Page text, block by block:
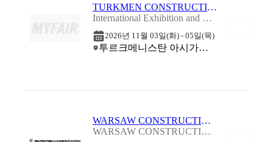
TURKMEN CONSTRUCTION 2026
International Exhibition and Conference "Construction and Architecture, Energy, Industry 2026
2026년 11월 03일(화) - 05일(목)
투르크메니스탄 아시가바트 (CCI Turkmenistan Building)
WARSAW CONSTRUCTION MACHINERY EXHIBITION 2026
WARSAW CONSTRUCTION MACHINERY EXHIBITION 2026